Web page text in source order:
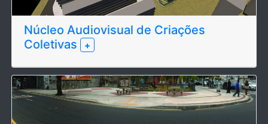
Núcleo Audiovisual de Criações
Coletivas
+